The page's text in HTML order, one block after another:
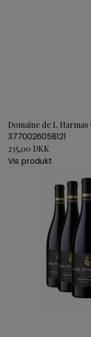
Domaine de L
3770026058121
235,00 DKK
Vis produkt